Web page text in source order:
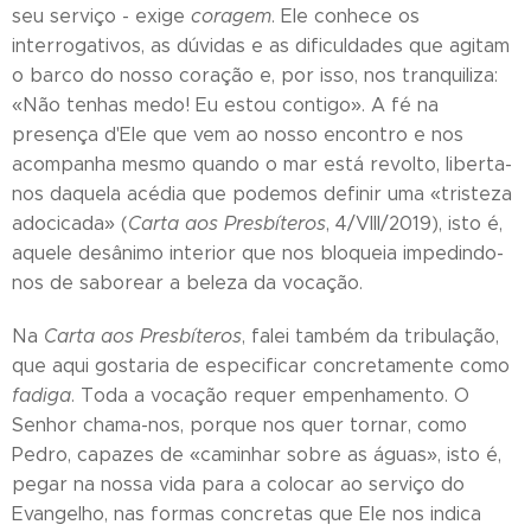
seu serviço - exige coragem. Ele conhece os
interrogativos, as dúvidas e as dificuldades que agitam
o barco do nosso coração e, por isso, nos tranquiliza:
«Não tenhas medo! Eu estou contigo». A fé na
presença d'Ele que vem ao nosso encontro e nos
acompanha mesmo quando o mar está revolto, liberta-
nos daquela acédia que podemos definir uma «tristeza
adocicada» (Carta aos Presbíteros, 4/VIII/2019), isto é,
aquele desânimo interior que nos bloqueia impedindo-
nos de saborear a beleza da vocação.
Na Carta aos Presbíteros, falei também da tribulação,
que aqui gostaria de especificar concretamente como
fadiga. Toda a vocação requer empenhamento. O
Senhor chama-nos, porque nos quer tornar, como
Pedro, capazes de «caminhar sobre as águas», isto é,
pegar na nossa vida para a colocar ao serviço do
Evangelho, nas formas concretas que Ele nos indica